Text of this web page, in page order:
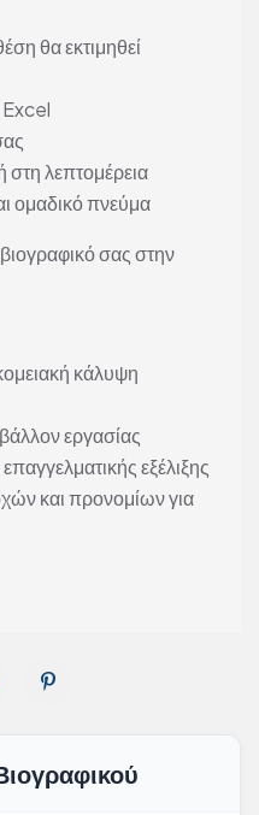
θα εκτιμηθεί
λεπτομέρεια
ομαδικό πνεύμα
βιογραφικό σας στην
κάλυψη
εργασίας
εξέλιξης
και προνομίων για